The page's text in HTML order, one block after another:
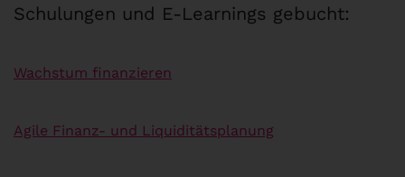
Schulungen und E-Learnings gebucht:
Wachstum finanzieren
Agile Finanz- und Liquiditätsplanung